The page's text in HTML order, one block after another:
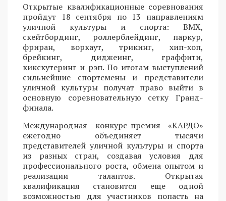
Открытые квалификационные соревнования
пройдут 18 сентября по 13 направлениям
уличной культуры и спорта: BMX,
скейтбординг, роллерблейдинг, паркур,
фриран, воркаут, трикинг, хип-хоп,
брейкинг, диджеинг, граффити,
кикскутеринг и рэп. По итогам выступлений
сильнейшие спортсмены и представители
уличной культуры получат право выйти в
основную соревновательную сетку Гранд-
финала.
Международная конкурс-премия «КАРДО»
ежегодно объединяет тысячи
представителей уличной культуры и спорта
из разных стран, создавая условия для
профессионального роста, обмена опытом и
реализации талантов. Открытая
квалификация становится еще одной
возможностью для участников попасть на